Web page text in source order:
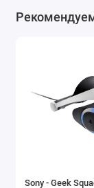
Sony - Geek